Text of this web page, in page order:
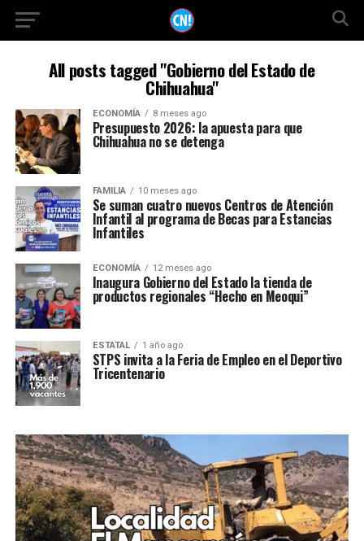
All posts tagged "Gobierno del Estado de
Chihuahua"
ECONOMÍA 8 meses ago
Presupuesto 2026: la apuesta para que
Chihuahua no se detenga
FAMILIA 10 meses ago
Se suman cuatro nuevos Centros de Atención
Infantil al programa de Becas para Estancias
Infantiles
ECONOMÍA 12 meses ago
Inaugura Gobierno del Estado la tienda de
productos regionales “Hecho en Meoqui”
ESTATAL 1 año ago
STPS invita a la Feria de Empleo en el Deportivo
Tricentenario